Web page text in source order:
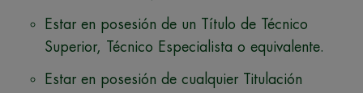
Estar en posesión de un Título de Técnico
Superior, Técnico Especialista o equivalente.
Estar en posesión de cualquier Titulación